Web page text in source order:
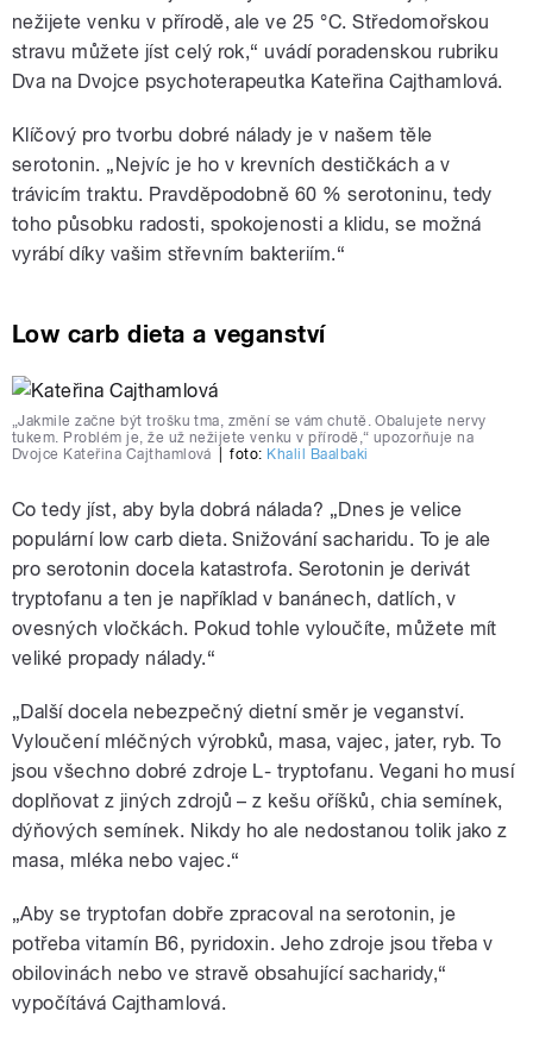
nežijete venku v přírodě, ale ve 25 °C. Středomořskou
stravu můžete jíst celý rok,“ uvádí poradenskou rubriku
Dva na Dvojce psychoterapeutka Kateřina Cajthamlová.
Klíčový pro tvorbu dobré nálady je v našem těle
serotonin. „Nejvíc je ho v krevních destičkách a v
trávicím traktu. Pravděpodobně 60 % serotoninu, tedy
toho působku radosti, spokojenosti a klidu, se možná
vyrábí díky vašim střevním bakteriím.“
Low carb dieta a veganství
„Jakmile začne být trošku tma, změní se vám chutě. Obalujete nervy
tukem. Problém je, že už nežijete venku v přírodě,“ upozorňuje na
Dvojce Kateřina Cajthamlová
foto: Khalil Baalbaki
Co tedy jíst, aby byla dobrá nálada? „Dnes je velice
populární low carb dieta. Snižování sacharidu. To je ale
pro serotonin docela katastrofa. Serotonin je derivát
tryptofanu a ten je například v banánech, datlích, v
ovesných vločkách. Pokud tohle vyloučíte, můžete mít
veliké propady nálady.“
„Další docela nebezpečný dietní směr je veganství.
Vyloučení mléčných výrobků, masa, vajec, jater, ryb. To
jsou všechno dobré zdroje L- tryptofanu. Vegani ho musí
doplňovat z jiných zdrojů – z kešu oříšků, chia semínek,
dýňových semínek. Nikdy ho ale nedostanou tolik jako z
masa, mléka nebo vajec.“
„Aby se tryptofan dobře zpracoval na serotonin, je
potřeba vitamín B6, pyridoxin. Jeho zdroje jsou třeba v
obilovinách nebo ve stravě obsahující sacharidy,“
vypočítává Cajthamlová.